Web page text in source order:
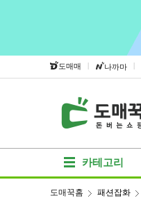
도매매 | 나까마 |
카테고리
도매꾹홈 패션잡화